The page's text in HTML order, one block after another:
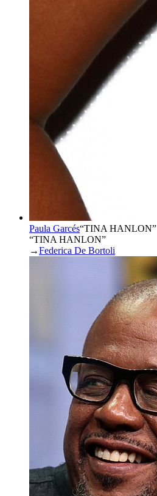
Paula Garcés“TINA HANLON”
“TINA HANLON”
→Federica De Bortoli